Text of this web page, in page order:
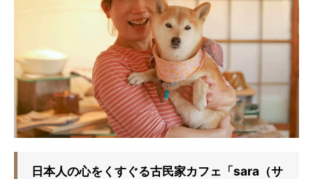
日本人の心をくすぐる古民家カフェ「sara（サ